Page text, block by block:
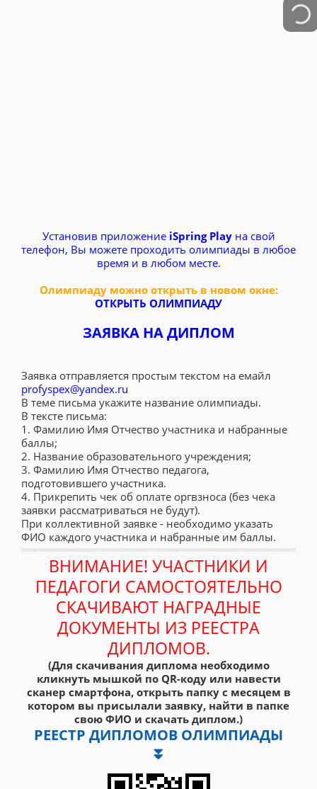
Установив приложение iSpring Playна свой
телефон, Вы можете проходить олимпиады в любое
время и в любом месте.
Олимпиаду можно открыть в новом окне:
ОТКРЫТЬ ОЛИМПИАДУ
ЗАЯВКА НА ДИПЛОМ
Заявка отправляется простым текстом на емайл
profyspex@yandex.ru
В теме письма укажите название олимпиады.
В тексте письма:
1. Фамилию Имя Отчество участника и набранные
баллы;
2. Название образовательного учреждения;
3. Фамилию Имя Отчество педагога,
подготовившего участника.
4. Прикрепить чек об оплате оргвзноса (без чека
заявки рассматриваться не будут).
При коллективной заявке - необходимо указать
ФИО каждого участника и набранные им баллы.
ВНИМАНИЕ! УЧАСТНИКИ И
ПЕДАГОГИ САМОСТОЯТЕЛЬНО
СКАЧИВАЮТ НАГРАДНЫЕ
ДОКУМЕНТЫ ИЗ РЕЕСТРА
ДИПЛОМОВ.
(Для скачивания диплома необходимо
кликнуть мышкой по QR-коду или навести
сканер смартфона, открыть папку с месяцем в
котором вы присылали заявку, найти в папке
свою ФИО и скачать диплом.)
РЕЕСТР ДИПЛОМОВ ОЛИМПИАДЫ
⏬